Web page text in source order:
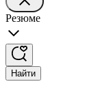
Резюме
Найти